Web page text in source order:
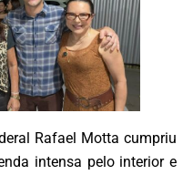
Rafael Motta cumpriu
intensa pelo interior e